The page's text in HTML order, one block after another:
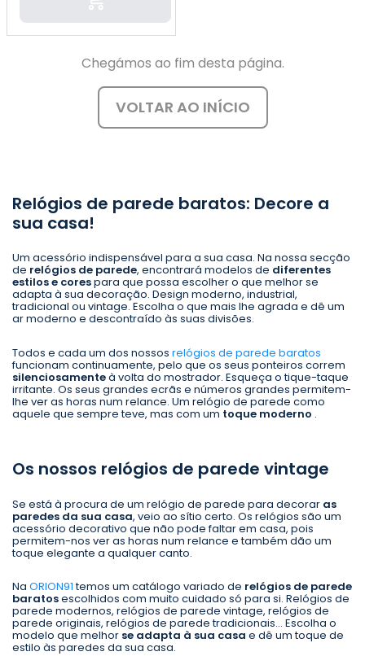
Chegámos ao fim desta página.
VOLTAR AO INÍCIO
Relógios de parede baratos: Decore a
sua casa!
Um acessório indispensável para a sua casa. Na nossa secção
de relógios de parede, encontrará modelos de diferentes
estilos e corespara que possa escolher o que melhor se
adapta à sua decoração. Design moderno, industrial,
tradicional ou vintage. Escolha o que mais lhe agrada e dê um
ar moderno e descontraído às suas divisões.
Todos e cada um dos nossos relógios de parede baratos
funcionam continuamente, pelo que os seus ponteiros correm
silenciosamenteà volta do mostrador. Esqueça o tique-taque
irritante. Os seus grandes ecrãs e números grandes permitem-
lhe ver as horas num relance. Um relógio de parede como
aquele que sempre teve, mas com um toque moderno .
Os nossos relógios de parede vintage
Se está à procura de um relógio de parede para decorar as
paredes da sua casa, veio ao sítio certo. Os relógios são um
acessório decorativo que não pode faltar em casa, pois
permitem-nos ver as horas num relance e também dão um
toque elegante a qualquer canto.
Na ORION91temos um catálogo variado de relógios de parede
baratosescolhidos com muito cuidado só para si. Relógios de
parede modernos, relógios de parede vintage, relógios de
parede originais, relógios de parede tradicionais... Escolha o
modelo que melhor se adapta à sua casa e dê um toque de
estilo às paredes da sua casa.